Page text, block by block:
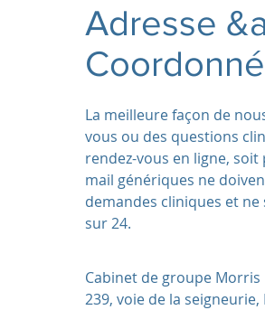
Adresse
La meilleure façon de
vous ou des questions
rendez-vous en ligne,
mail génériques ne
demandes cliniques et
sur 24.
Cabinet de groupe Morris
239, voie de la